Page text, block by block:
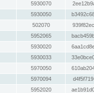
5930070
5930050
502070
5952065
5930020
5930033
5970050
5970094
5952020